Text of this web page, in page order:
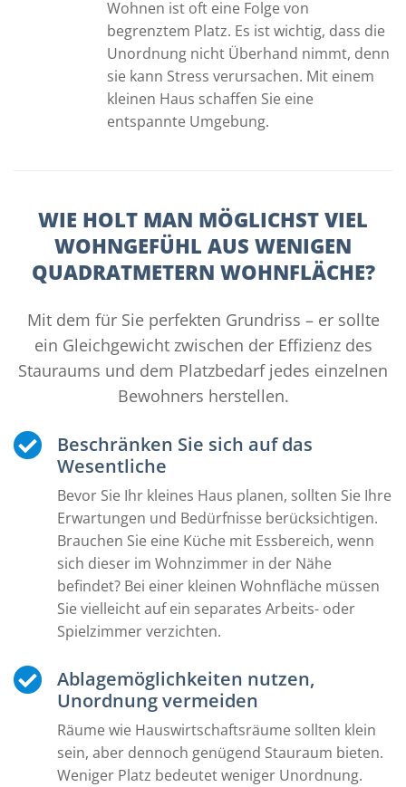
Wohnen ist oft eine Folge von
begrenztem Platz. Es ist wichtig, dass die
Unordnung nicht Überhand nimmt, denn
sie kann Stress verursachen. Mit einem
kleinen Haus schaffen Sie eine
entspannte Umgebung.
WIE HOLT MAN MÖGLICHST VIEL
WOHNGEFÜHL AUS WENIGEN
QUADRATMETERN WOHNFLÄCHE?
Mit dem für Sie perfekten Grundriss – er sollte
ein Gleichgewicht zwischen der Effizienz des
Stauraums und dem Platzbedarf jedes einzelnen
Bewohners herstellen.
Beschränken Sie sich auf das
Wesentliche
Bevor Sie Ihr kleines Haus planen, sollten Sie Ihre
Erwartungen und Bedürfnisse berücksichtigen.
Brauchen Sie eine Küche mit Essbereich, wenn
sich dieser im Wohnzimmer in der Nähe
befindet? Bei einer kleinen Wohnfläche müssen
Sie vielleicht auf ein separates Arbeits- oder
Spielzimmer verzichten.
Ablagemöglichkeiten nutzen,
Unordnung vermeiden
Räume wie Hauswirtschaftsräume sollten klein
sein, aber dennoch genügend Stauraum bieten.
Weniger Platz bedeutet weniger Unordnung.